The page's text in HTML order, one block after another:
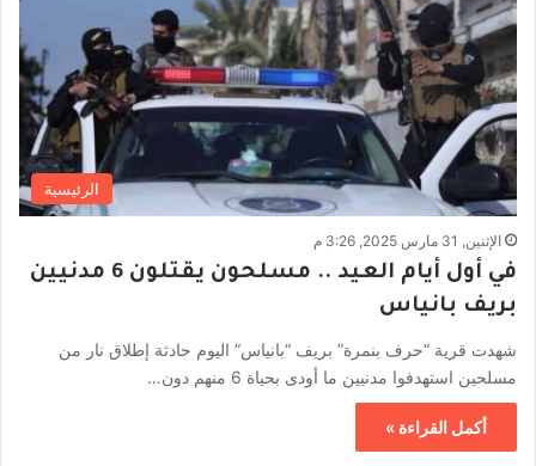
الرئيسية
الإثنين, 31 مارس 2025, 3:26 م
في أول أيام العيد .. مسلحون يقتلون 6 مدنيين
بريف بانياس
شهدت قرية “حرف بنمرة” بريف “بانياس” اليوم حادثة إطلاق نار من
مسلحين استهدفوا مدنيين ما أودى بحياة 6 منهم دون…
أكمل القراءة »